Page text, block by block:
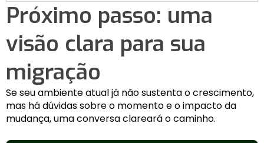
Próximo passo: uma
visão clara para sua
migração
Se seu ambiente atual já não sustenta o crescimento,
mas há dúvidas sobre o momento e o impacto da
mudança, uma conversa clareará o caminho.